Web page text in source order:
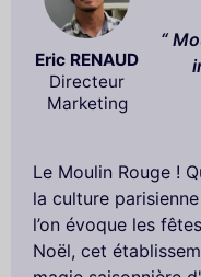
Eric RENAUD
Directeur
Marketing
Le Moulin Rouge !
la culture
l’on évoque les
Noël, cet